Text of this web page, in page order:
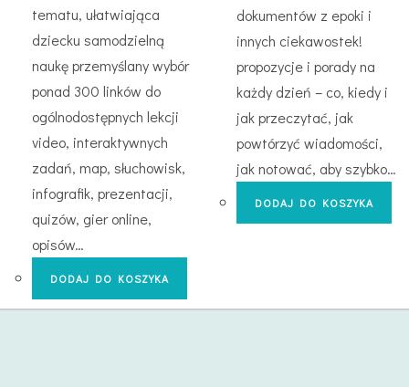
tematu, ułatwiająca
dziecku samodzielną
naukę przemyślany wybór
ponad 300 linków do
ogólnodostępnych lekcji
video, interaktywnych
zadań, map, słuchowisk,
infografik, prezentacji,
quizów, gier online,
opisów…
DODAJ DO KOSZYKA
dokumentów z epoki i
innych ciekawostek!
propozycje i porady na
każdy dzień – co, kiedy i
jak przeczytać, jak
powtórzyć wiadomości,
jak notować, aby szybko…
DODAJ DO KOSZYKA